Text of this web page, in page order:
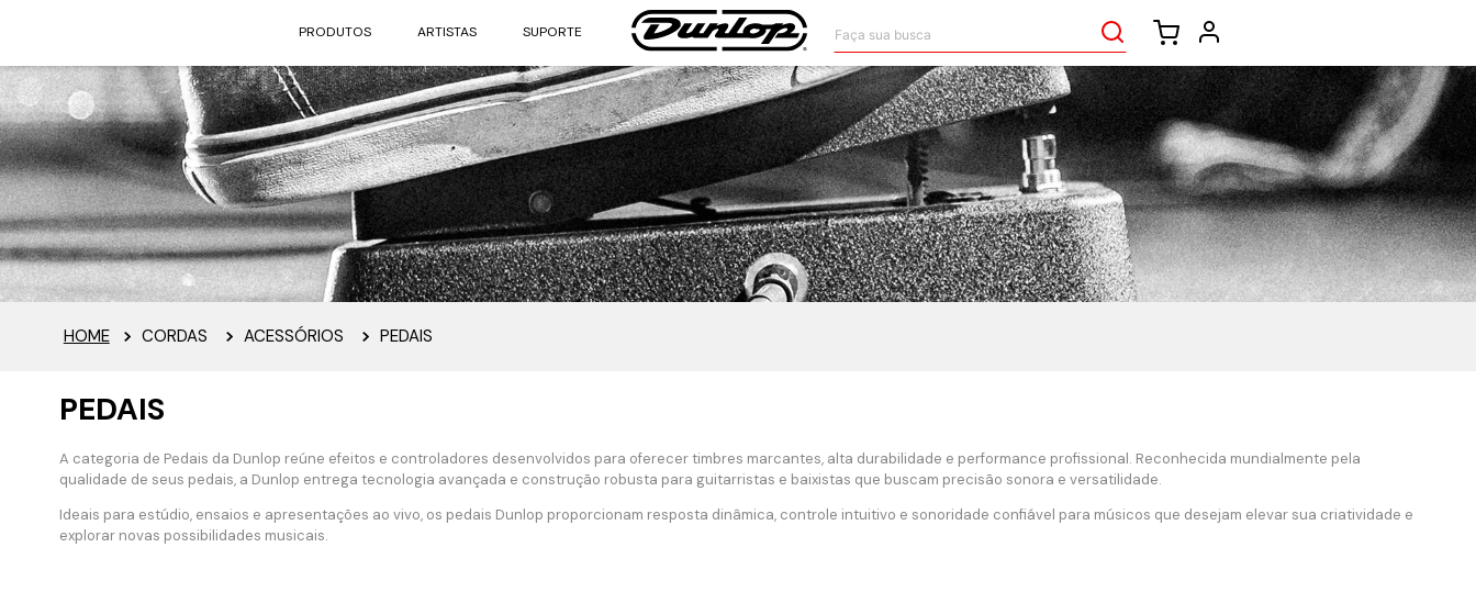
PRODUTOS ARTISTAS SUPORTE
CORDAS ACESSÓRIOS PEDAIS
PEDAIS
A categoria de Pedais da Dunlop reúne efeitos e controladores desenvolvidos para oferecer timbres marcantes, alta durabilidade e performance profissional. Reconhecida mundialmente pela
qualidade de seus pedais, a Dunlop entrega tecnologia avançada e construção robusta para guitarristas e baixistas que buscam precisão sonora e versatilidade.
Ideais para estúdio, ensaios e apresentações ao vivo, os pedais Dunlop proporcionam resposta dinâmica, controle intuitivo e sonoridade confiável para músicos que desejam elevar sua criatividade e
explorar novas possibilidades musicais.